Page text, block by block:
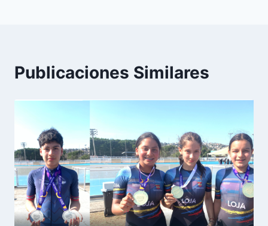
Publicaciones Similares